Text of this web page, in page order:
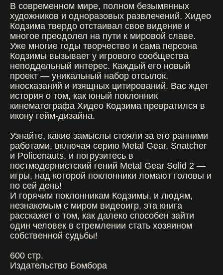
В современном мире, полном безымянных
художников и одноразовых развлечений, Хидео
Кодзима твердо отстаивал свое видение и
многое преодолел на пути к мировой славе.
Уже многие годы творчество и сама персона
Кодзимы вызывает у игрового сообщества
неподдельный интерес. Каждый его новый
проект — уникальный набор отсылок,
иносказаний и изящных цитирований. Вас ждет
история о том, как юный поклонник
кинематографа Хидео Кодзима превратился в
икону гейм-дизайна.
Узнайте, какие замыслы стояли за его ранними
работами, включая серию Metal Gear, Snatcher
и Policenauts, и погрузитесь в
постмодернистский гений Metal Gear Solid 2 —
игры, над которой поклонники ломают головы и
по сей день!
И горячим поклонникам Кодзимы, и людям,
незнакомым с миром видеоигр, эта книга
расскажет о том, как далеко способен зайти
один человек в стремлении стать хозяином
собственной судьбы!
600 стр.
Издательство Бомбора